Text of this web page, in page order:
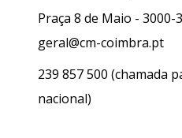
Praça 8 de Maio - 3000-
geral@cm-coimbra.pt
239 857 500 (chamada
nacional)